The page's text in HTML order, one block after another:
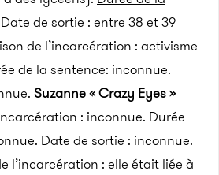
Date de sortie : entre 38 et 39
de l’incarcération : activisme
de la sentence: inconnue.
Suzanne « Crazy Eyes »
: inconnue. Durée
Date de sortie : inconnue.
l’incarcération : elle était liée à